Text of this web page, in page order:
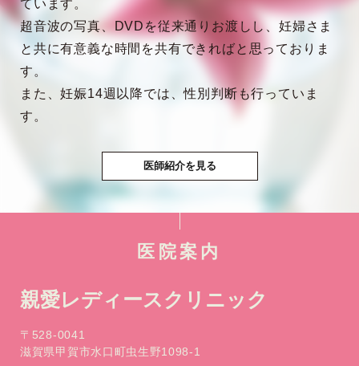
ています。
超音波の写真、DVDを従来通りお渡しし、妊婦さま
と共に有意義な時間を共有できればと思っておりま
す。
また、妊娠14週以降では、性別判断も行っていま
す。
医師紹介を見る
医院案内
親愛レディースクリニック
〒528-0041
滋賀県甲賀市水口町虫生野1098-1